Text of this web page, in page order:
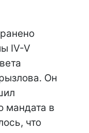
IV-V
Он
мандата в
что